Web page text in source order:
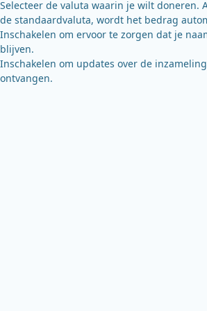
Selecteer de valuta waarin je wilt doneren.
de standaardvaluta, wordt het bedrag
Inschakelen om ervoor te zorgen dat je
blijven.
Inschakelen om updates over de
ontvangen.